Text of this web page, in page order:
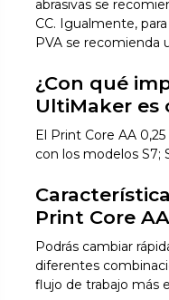
abrasivas se
CC. Igualmente,
PVA se recomienda
¿Con qué
UltiMaker es
El Print Core AA
con los modelosS7;
Print Core
Podrás cambiar
diferentes
flujo de trabajo más